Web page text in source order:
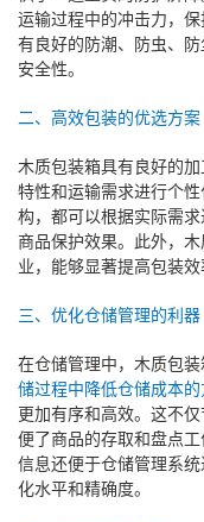
运输过程中的冲击力，
有良好的防潮、防虫、
安全性。
二、高效包装的优选方案
木质包装箱具有良好的
特性和运输需求进行个
构，都可以根据实际需
商品保护效果。此外，
业，能够显著提高包装效
三、优化仓储管理的利器
在仓储管理中，木质包装
储过程中降低仓储成本
更加有序和高效。这不
便了商品的存取和盘点
信息还便于仓储管理系
化水平和精确度。